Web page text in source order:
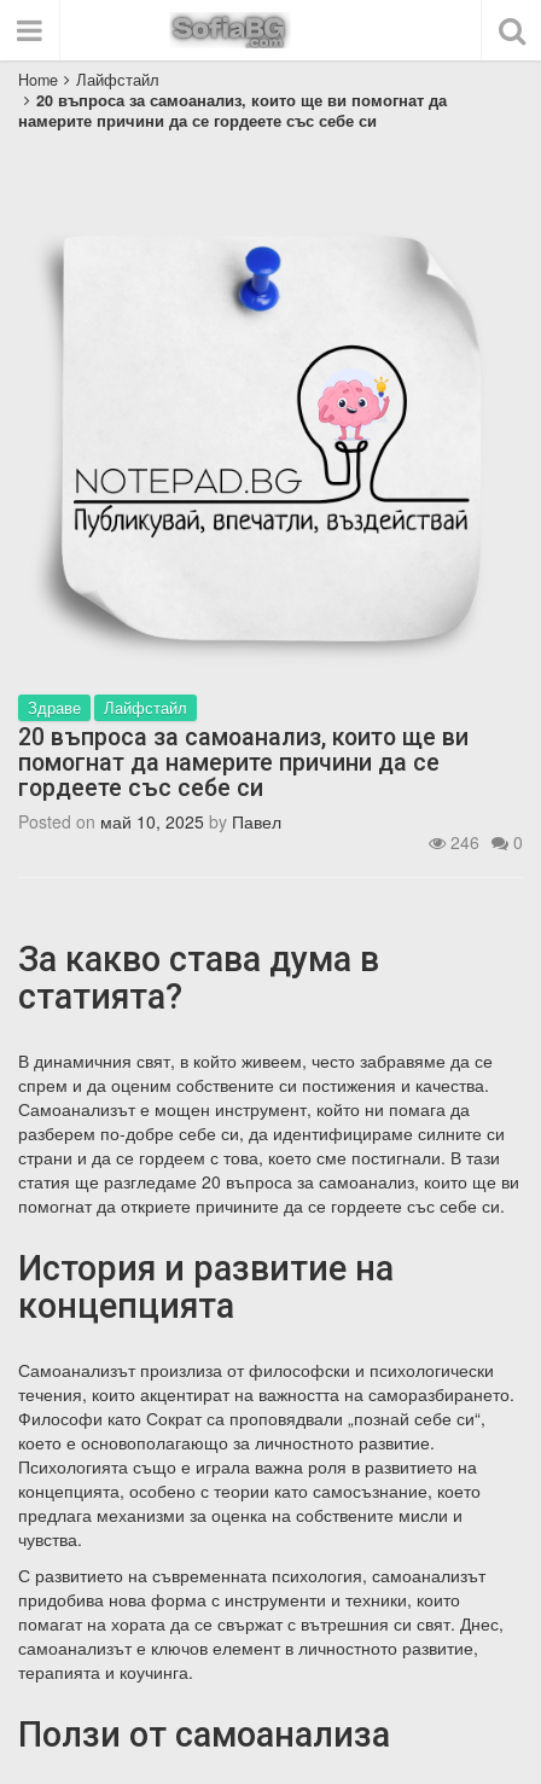
Home
Лайфстайл
20 въпроса за самоанализ, които ще ви помогнат да
намерите причини да се гордеете със себе си
Здраве Лайфстайл
20 въпроса за самоанализ, които ще ви
помогнат да намерите причини да се
гордеете със себе си
Posted on май 10, 2025 by Павел
246
0
За какво става дума в
статията?
В динамичния свят, в който живеем, често забравяме да се
спрем и да оценим собствените си постижения и качества.
Самоанализът е мощен инструмент, който ни помага да
разберем по-добре себе си, да идентифицираме силните си
страни и да се гордеем с това, което сме постигнали. В тази
статия ще разгледаме 20 въпроса за самоанализ, които ще ви
помогнат да откриете причините да се гордеете със себе си.
История и развитие на
концепцията
Самоанализът произлиза от философски и психологически
течения, които акцентират на важността на саморазбирането.
Философи като Сократ са проповядвали „познай себе си“,
което е основополагающо за личностното развитие.
Психологията също е играла важна роля в развитието на
концепцията, особено с теории като самосъзнание, което
предлага механизми за оценка на собствените мисли и
чувства.
С развитието на съвременната психология, самоанализът
придобива нова форма с инструменти и техники, които
помагат на хората да се свържат с вътрешния си свят. Днес,
самоанализът е ключов елемент в личностното развитие,
терапията и коучинга.
Ползи от самоанализа